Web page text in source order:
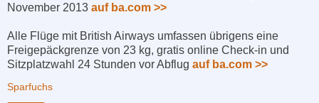
November 2013 auf ba.com >>
Alle Flüge mit British Airways umfassen übrigens eine
Freigepäckgrenze von 23 kg, gratis online Check-in und
Sitzplatzwahl 24 Stunden vor Abflug auf ba.com >>
Sparfuchs